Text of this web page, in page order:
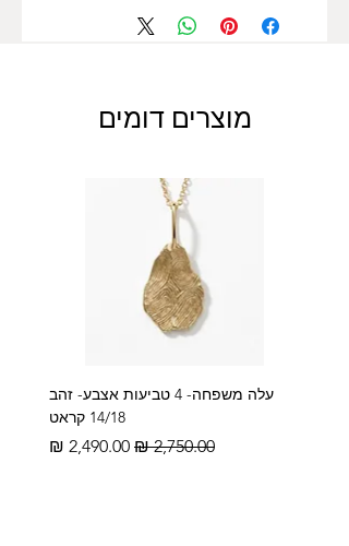
מוצרים דומים
עלה משפחה- 4 טביעות אצבע- זהב
14/18 קראט
מחיר רגיל מחיר מבצע